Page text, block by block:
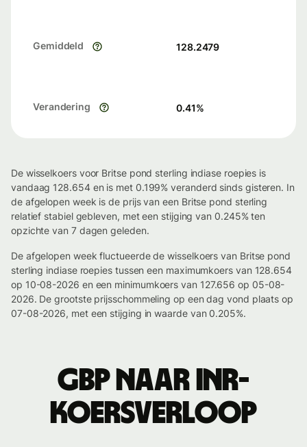
Gemiddeld 128.2479
Verandering 0.41%
De wisselkoers voor Britse pond sterling indiase roepies is
vandaag 128.654 en is met 0.199% veranderd sinds gisteren. In
de afgelopen week is de prijs van een Britse pond sterling
relatief stabiel gebleven, met een stijging van 0.245% ten
opzichte van 7 dagen geleden.
De afgelopen week fluctueerde de wisselkoers van Britse pond
sterling indiase roepies tussen een maximumkoers van 128.654
op 10-08-2026 en een minimumkoers van 127.656 op 05-08-
2026. De grootste prijsschommeling op een dag vond plaats op
07-08-2026, met een stijging in waarde van 0.205%.
GBP naar INR-
koersverloop